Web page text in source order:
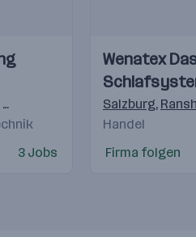
Budapest Praha 4-Michle,
3 Jobs
Videos
Einblicke
Einblicke
Wenatex
Salzburg,
Handel
Firma folgen